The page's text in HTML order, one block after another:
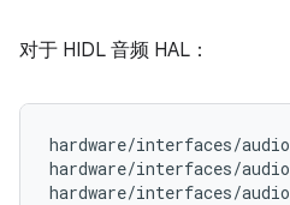
对于 HIDL 音频 HAL：
hardware/interfaces/audio
hardware/interfaces/audio
hardware/interfaces/audio